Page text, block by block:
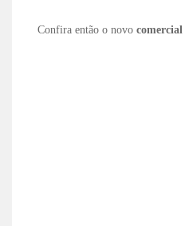
Confira então o novocomercial